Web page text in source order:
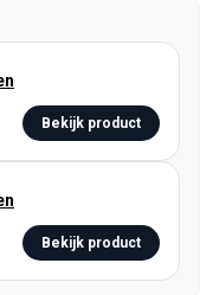
Bekijk product
Bekijk product